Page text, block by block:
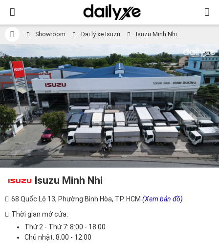
Showroom Đại lý xe Isuzu Isuzu Minh Nhi
Isuzu Minh Nhi
68 Quốc Lộ 13, Phường Bình Hòa, TP. HCM (Xem bản đồ)
Thời gian mở cửa:
Thứ 2 - Thứ 7: 8:00 - 18:00
Chủ nhật: 8:00 - 12:00